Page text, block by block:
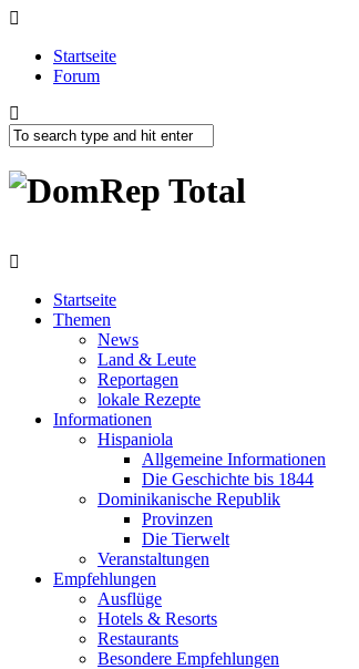
Startseite
Forum
Startseite
Themen
News
Land & Leute
Reportagen
lokale Rezepte
Informationen
Hispaniola
Allgemeine Informationen
Die Geschichte bis 1844
Dominikanische Republik
Provinzen
Die Tierwelt
Veranstaltungen
Empfehlungen
Ausflüge
Hotels & Resorts
Restaurants
Besondere Empfehlungen